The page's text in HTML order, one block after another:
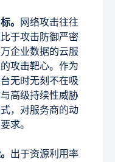
。 网络攻击往往
于攻击防御严密
企业数据的云服
攻击靶心。作为
无时无刻不在吸
高级持续性威胁
，对服务商的动
求。
出于资源利用率